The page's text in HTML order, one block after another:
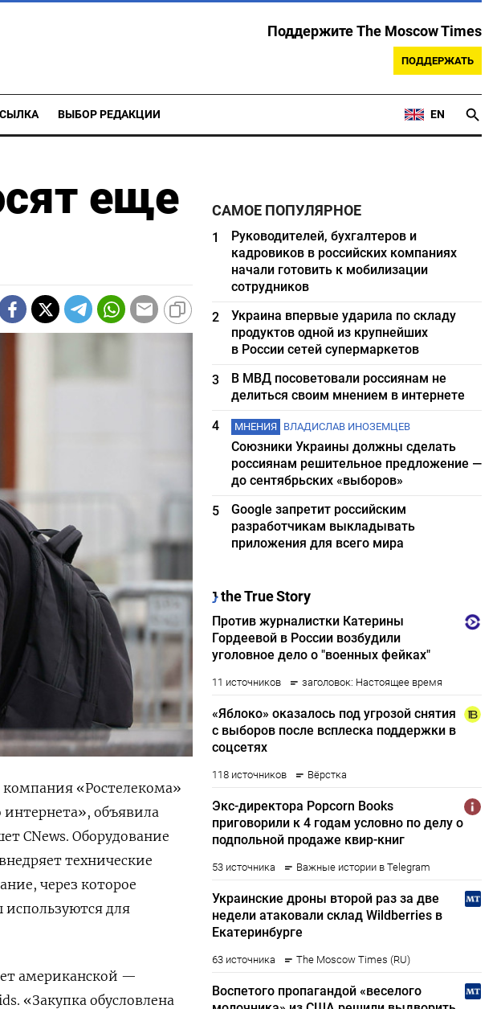
Поддержите The Moscow Times
ПОДДЕРЖАТЬ
ВЫБОР РЕДАКЦИИ EN
еще
компания «Ростелекома»
интернета», объявила
CNews. Оборудование
технические
через которое
для
американской —
«Закупка обусловлена
САМОЕ ПОПУЛЯРНОЕ
1
Руководителей, бухгалтеров и
кадровиков в российских компаниях
начали готовить к мобилизации
сотрудников
2
Украина впервые ударила по складу
продуктов одной из крупнейших
в России сетей супермаркетов
3
В МВД посоветовали россиянам не
делиться своим мнением в интернете
4
МНЕНИЯ ВЛАДИСЛАВ ИНОЗЕМЦЕВ
Союзники Украины должны сделать
россиянам решительное предложение —
до сентябрьских «выборов»
5
Google запретит российским
разработчикам выкладывать
приложения для всего мира